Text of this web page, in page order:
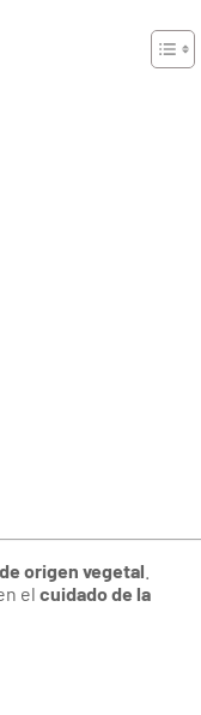
origen vegetal
el cuidado de la